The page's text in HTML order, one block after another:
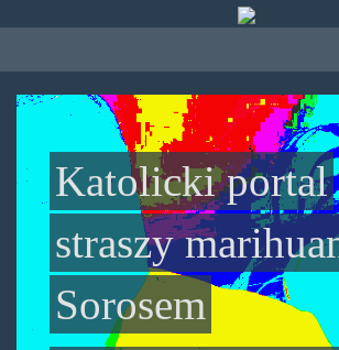
treści
Katolicki portal
straszy
Sorosem